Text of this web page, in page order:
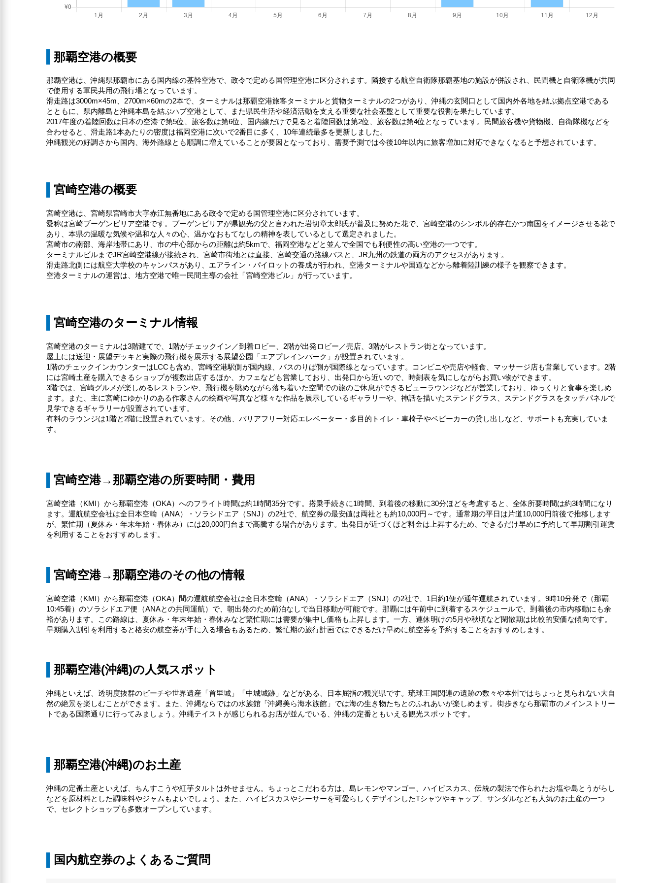
那覇空港の概要
那覇空港は、沖縄県那覇市にある国内線の基幹空港で、政令で定める国管理空港に区分されます。隣接する航空自衛隊那覇基地の施設が併設され、民間機と自衛隊機が共同
で使用する軍民共用の飛行場となっています。
滑走路は3000m×45m、2700m×60mの2本で、ターミナルは那覇空港旅客ターミナルと貨物ターミナルの2つがあり、沖縄の玄関口として国内外各地を結ぶ拠点空港である
とともに、県内離島と沖縄本島を結ぶハブ空港として、また県民生活や経済活動を支える重要な社会基盤として重要な役割を果たしています。
2017年度の着陸回数は日本の空港で第5位、旅客数は第6位、国内線だけで見ると着陸回数は第2位、旅客数は第4位となっています。民間旅客機や貨物機、自衛隊機などを
合わせると、滑走路1本あたりの密度は福岡空港に次いで2番目に多く、10年連続最多を更新しました。
沖縄観光の好調さから国内、海外路線とも順調に増えていることが要因となっており、需要予測では今後10年以内に旅客増加に対応できなくなると予想されています。
宮崎空港の概要
宮崎空港は、宮崎県宮崎市大字赤江無番地にある政令で定める国管理空港に区分されています。
愛称は宮崎ブーゲンビリア空港です。ブーゲンビリアが県観光の父と言われた岩切章太郎氏が普及に努めた花で、宮崎空港のシンボル的存在かつ南国をイメージさせる花で
あり、本県の温暖な気候や温和な人々の心、温かなおもてなしの精神を表しているとして選定されました。
宮崎市の南部、海岸地帯にあり、市の中心部からの距離は約5kmで、福岡空港などと並んで全国でも利便性の高い空港の一つです。
ターミナルビルまでJR宮崎空港線が接続され、宮崎市街地とは直接、宮崎交通の路線バスと、JR九州の鉄道の両方のアクセスがあります。
滑走路北側には航空大学校のキャンパスがあり、エアライン・パイロットの養成が行われ、空港ターミナルや国道などから離着陸訓練の様子を観察できます。
空港ターミナルの運営は、地方空港で唯一民間主導の会社「宮崎空港ビル」が行っています。
宮崎空港のターミナル情報
宮崎空港のターミナルは3階建てで、1階がチェックイン／到着ロビー、2階が出発ロビー／売店、3階がレストラン街となっています。
屋上には送迎・展望デッキと実際の飛行機を展示する展望公園「エアプレインパーク」が設置されています。
1階のチェックインカウンターはLCCも含め、宮崎空港駅側が国内線、バスのりば側が国際線となっています。コンビニや売店や軽食、マッサージ店も営業しています。2階
には宮崎土産を購入できるショップが複数出店するほか、カフェなども営業しており、出発口から近いので、時刻表を気にしながらお買い物ができます。
3階では、宮崎グルメが楽しめるレストランや、飛行機を眺めながら落ち着いた空間での旅のご休息ができるビューラウンジなどが営業しており、ゆっくりと食事を楽しめ
ます。また、主に宮崎にゆかりのある作家さんの絵画や写真など様々な作品を展示しているギャラリーや、神話を描いたステンドグラス、ステンドグラスをタッチパネルで
見学できるギャラリーが設置されています。
有料のラウンジは1階と2階に設置されています。その他、バリアフリー対応エレベーター・多目的トイレ・車椅子やベビーカーの貸し出しなど、サポートも充実していま
す。
宮崎空港→那覇空港の所要時間・費用
宮崎空港（KMI）から那覇空港（OKA）へのフライト時間は約1時間35分です。搭乗手続きに1時間、到着後の移動に30分ほどを考慮すると、全体所要時間は約3時間になり
ます。運航航空会社は全日本空輸（ANA）・ソラシドエア（SNJ）の2社で、航空券の最安値は両社とも約10,000円～です。通常期の平日は片道10,000円前後で推移します
が、繁忙期（夏休み・年末年始・春休み）には20,000円台まで高騰する場合があります。出発日が近づくほど料金は上昇するため、できるだけ早めに予約して早期割引運賃
を利用することをおすすめします。
宮崎空港→那覇空港のその他の情報
宮崎空港（KMI）から那覇空港（OKA）間の運航航空会社は全日本空輸（ANA）・ソラシドエア（SNJ）の2社で、1日約1便が通年運航されています。9時10分発で（那覇
10:45着）のソラシドエア便（ANAとの共同運航）で、朝出発のため前泊なしで当日移動が可能です。那覇には午前中に到着するスケジュールで、到着後の市内移動にも余
裕があります。この路線は、夏休み・年末年始・春休みなど繁忙期には需要が集中し価格も上昇します。一方、連休明けの5月や秋頃など閑散期は比較的安価な傾向です。
早期購入割引を利用すると格安の航空券が手に入る場合もあるため、繁忙期の旅行計画ではできるだけ早めに航空券を予約することをおすすめします。
那覇空港(沖縄)の人気スポット
沖縄といえば、透明度抜群のビーチや世界遺産「首里城」「中城城跡」などがある、日本屈指の観光県です。琉球王国関連の遺跡の数々や本州ではちょっと見られない大自
然の絶景を楽しむことができます。また、沖縄ならではの水族館「沖縄美ら海水族館」では海の生き物たちとのふれあいが楽しめます。街歩きなら那覇市のメインストリー
トである国際通りに行ってみましょう。沖縄テイストが感じられるお店が並んでいる、沖縄の定番ともいえる観光スポットです。
那覇空港(沖縄)のお土産
沖縄の定番土産といえば、ちんすこうや紅芋タルトは外せません。ちょっとこだわる方は、島レモンやマンゴー、ハイビスカス、伝統の製法で作られたお塩や島とうがらし
などを原材料とした調味料やジャムもよいでしょう。また、ハイビスカスやシーサーを可愛らしくデザインしたTシャツやキャップ、サンダルなども人気のお土産の一つ
で、セレクトショップも多数オープンしています。
国内航空券のよくあるご質問